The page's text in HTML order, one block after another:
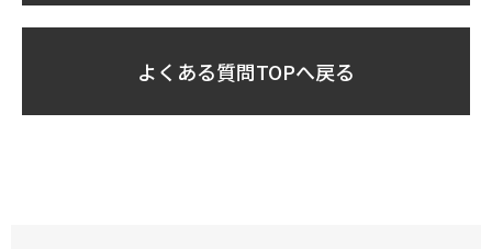
よくある質問TOPへ戻る